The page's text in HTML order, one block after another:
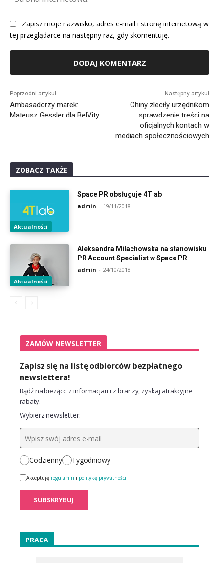
Zapisz moje nazwisko, adres e-mail i stronę internetową w
tej przeglądarce na następny raz, gdy skomentuję.
Poprzedni artykuł
Ambasadorzy marek:
Mateusz Gessler dla BelVity
Następny artykuł
Chiny zleciły urzędnikom
sprawdzenie treści na
oficjalnych kontach w
mediach społecznościowych
ZOBACZ TAKŻE
Aktualności
Space PR obsługuje 4Tlab
admin - 19/11/2018
Aktualności
Aleksandra Milachowska na stanowisku
PR Account Specialist w Space PR
admin - 24/10/2018
ZAMÓW NEWSLETTER
Zapisz się na listę odbiorców bezpłatnego
newslettera!
Bądź na bieżąco z informacjami z branży, zyskaj atrakcyjne
rabaty.
Wybierz newsletter:
Codzienny Tygodniowy
Akceptuję regulamin i politykę prywatności
PRACA